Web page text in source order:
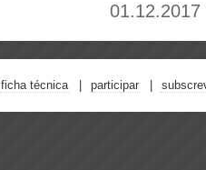
ficha técnica participar